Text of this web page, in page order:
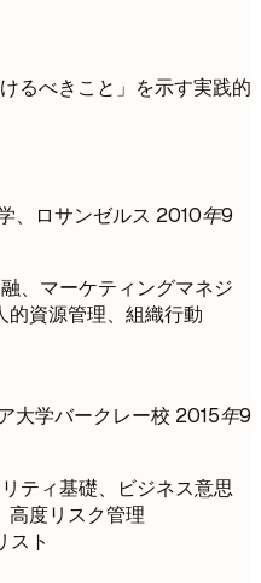
るべきこと」を示す実践的
、ロサンゼルス 2010年9
、マーケティングマネジ
的資源管理、組織行動
大学バークレー校 2015年9
ティ基礎、ビジネス意思
高度リスク管理
スト